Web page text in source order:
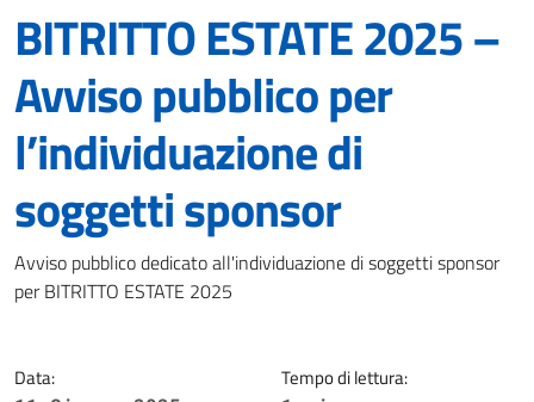
BITRITTO ESTATE 2025 –
Avviso pubblico per
l’individuazione di
soggetti sponsor
Dettagli della notizia
Avviso pubblico dedicato all'individuazione di soggetti sponsor
per BITRITTO ESTATE 2025
Data: Tempo di lettura: